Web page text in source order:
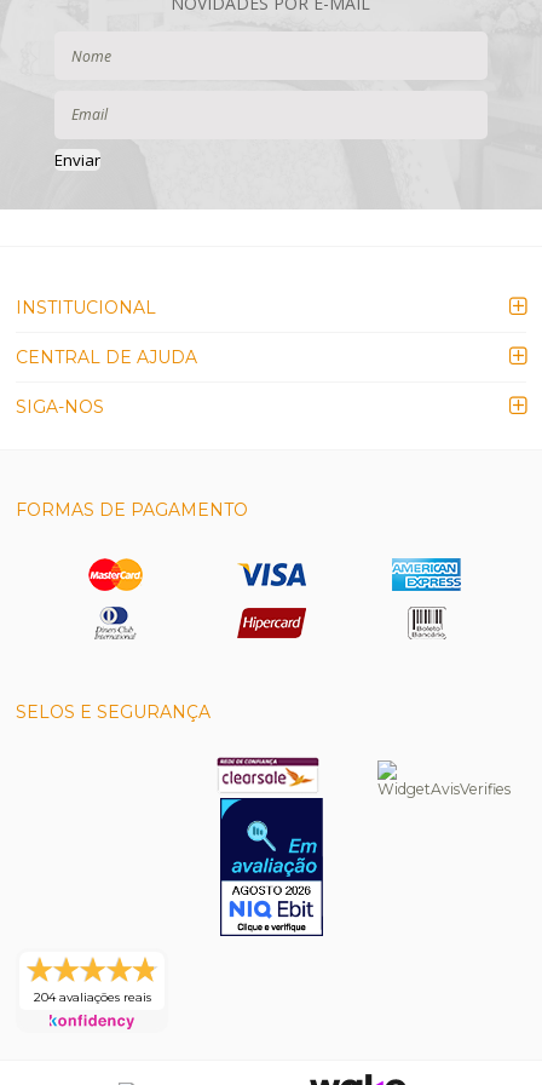
Enviar
INSTITUCIONAL
CENTRAL DE AJUDA
SIGA-NOS
FORMAS DE PAGAMENTO
SELOS E SEGURANÇA
204 avaliações reais